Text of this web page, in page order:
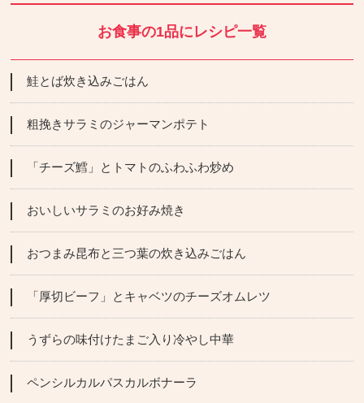
お食事の1品にレシピ一覧
鮭とば炊き込みごはん
粗挽きサラミのジャーマンポテト
「チーズ鱈」とトマトのふわふわ炒め
おいしいサラミのお好み焼き
おつまみ昆布と三つ葉の炊き込みごはん
「厚切ビーフ」とキャベツのチーズオムレツ
うずらの味付けたまご入り冷やし中華
ペンシルカルパスカルボナーラ